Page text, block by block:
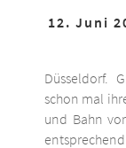
12. Juni
Düsseldorf.
schon mal
und Bahn